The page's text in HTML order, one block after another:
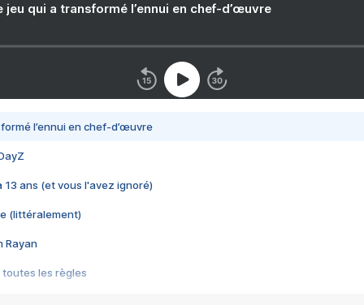
jeu qui a transformé l’ennui en chef-d’œuvre
l’ennui en chef-d’œuvre
13 ans (et vous l'avez ignoré)
(littéralement)
Rayan
toutes les règles